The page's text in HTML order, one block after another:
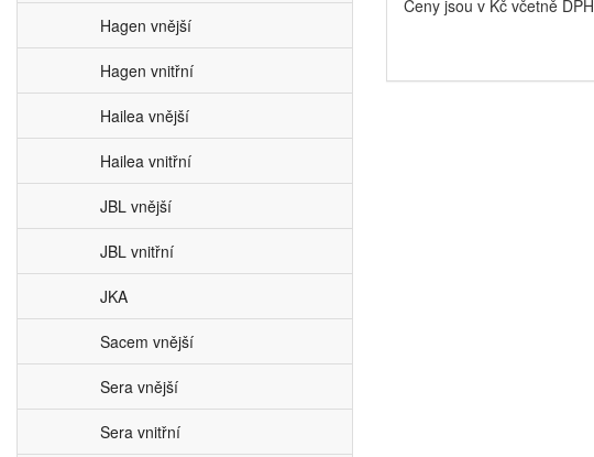
Hagen vnější
Hagen vnitřní
Hailea vnější
Hailea vnitřní
JBL vnější
JBL vnitřní
JKA
Sacem vnější
Sera vnější
Sera vnitřní
Ceny jsou v Kč včetně DPH